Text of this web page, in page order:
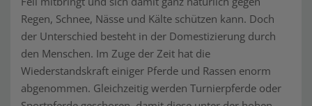
Regen, Schnee, Nässe und Kälte schützen kann. Doch
der Unterschied besteht in der Domestizierung durch
den Menschen. Im Zuge der Zeit hat die
Wiederstandskraft einiger Pferde und Rassen enorm
abgenommen. Gleichzeitig werden Turnierpferde oder